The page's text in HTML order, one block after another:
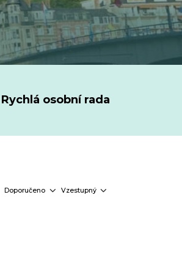
Rychlá osobní rada
Doporučeno Vzestupný